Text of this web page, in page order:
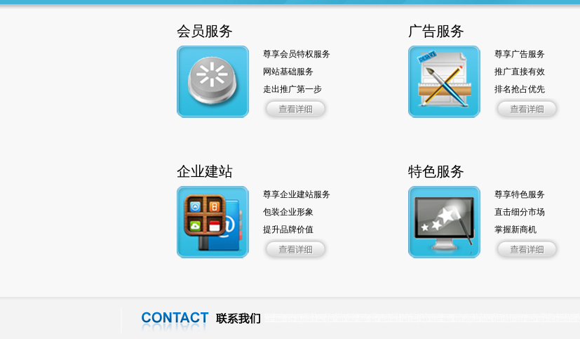
会员服务
尊享会员特权服务
网站基础服务
走出推广第一步
广告服务
尊享广告服务
推广直接有效
排名抢占优先
企业建站
尊享企业建站服务
包装企业形象
提升品牌价值
特色服务
尊享特色服务
直击细分市场
掌握新商机